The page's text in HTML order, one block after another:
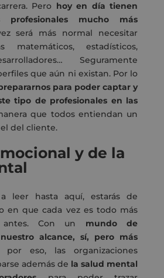
Pero hoy en día tienen
profesionales mucho más
será más normal necesitar
estadísticos,
Seguramente
que aún ni existan. Por lo
para poder captar y
tipo de profesionales en las
que todos entiendan un
del cliente.
y de la
leer hasta aquí, estarás de
en que cada vez es todo más
antes. Con un mundo de
alcance, sí, pero más
por eso, las organizaciones
además de la salud mental